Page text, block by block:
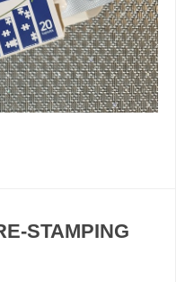
STAMPING